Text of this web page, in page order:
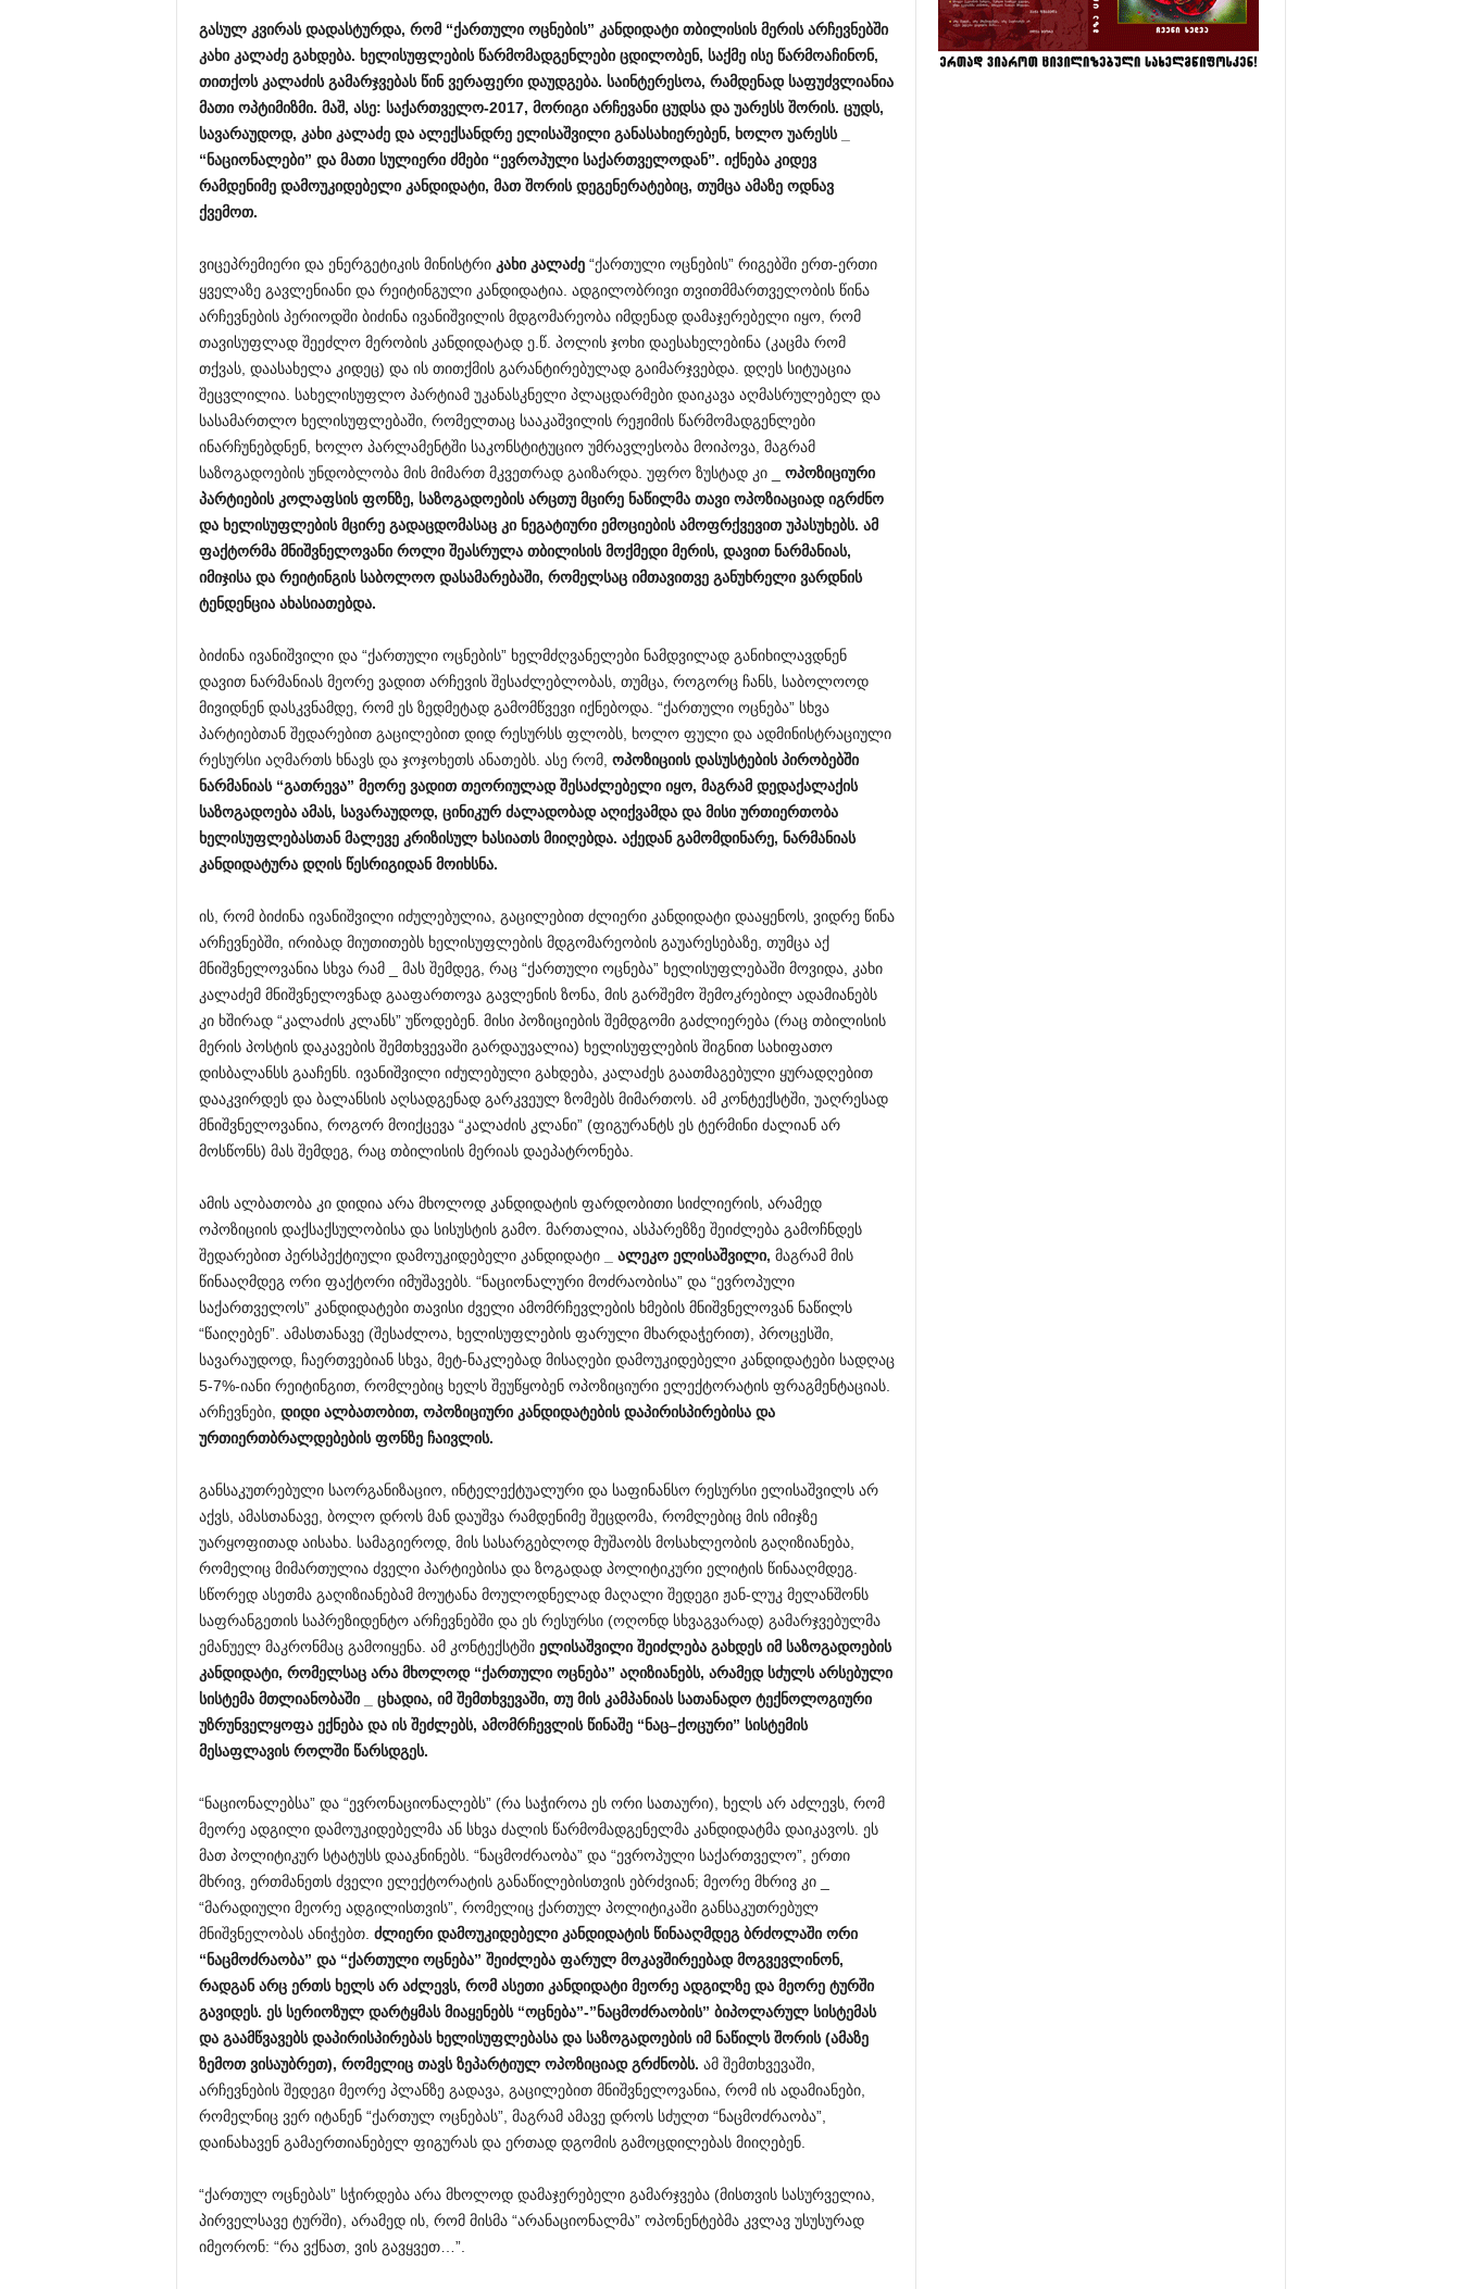
გასულ კვირას დადასტურდა, რომ“ქართული ოცნების” კანდიდატი თბილისის მერის არჩევნებში
კახი კალაძე გახდება. ხელისუფლების წარმომადგენლები ცდილობენ, საქმე ისე წარმოაჩინონ,
თითქოს კალაძის გამარჯვებას წინ ვერაფერი დაუდგება. საინტერესოა, რამდენად საფუძვლიანია
მათი ოპტიმიზმი. მაშ, ასე: საქართველო-2017, მორიგი არჩევანი ცუდსა და უარესს შორის. ცუდს,
სავარაუდოდ, კახი კალაძე და ალექსანდრე ელისაშვილი განასახიერებენ, ხოლო უარესს_
“ნაციონალები” და მათი სულიერი ძმები“ევროპული საქართველოდან”. იქნება კიდევ
რამდენიმე დამოუკიდებელი კანდიდატი, მათ შორის დეგენერატებიც, თუმცა ამაზე ოდნავ
ქვემოთ.
ვიცეპრემიერი და ენერგეტიკის მინისტრი კახი კალაძე“ქართული ოცნების” რიგებში ერთ-ერთი
ყველაზე გავლენიანი და რეიტინგული კანდიდატია. ადგილობრივი თვითმმართველობის წინა
არჩევნების პერიოდში ბიძინა ივანიშვილის მდგომარეობა იმდენად დამაჯერებელი იყო, რომ
თავისუფლად შეეძლო მერობის კანდიდატად ე.წ. პოლის ჯოხი დაესახელებინა (კაცმა რომ
თქვას, დაასახელა კიდეც) და ის თითქმის გარანტირებულად გაიმარჯვებდა. დღეს სიტუაცია
შეცვლილია. სახელისუფლო პარტიამ უკანასკნელი პლაცდარმები დაიკავა აღმასრულებელ და
სასამართლო ხელისუფლებაში, რომელთაც სააკაშვილის რეჟიმის წარმომადგენლები
ინარჩუნებდნენ, ხოლო პარლამენტში საკონსტიტუციო უმრავლესობა მოიპოვა, მაგრამ
საზოგადოების უნდობლობა მის მიმართ მკვეთრად გაიზარდა. უფრო ზუსტად კი _ ოპოზიციური
პარტიების კოლაფსის ფონზე, საზოგადოების არცთუ მცირე ნაწილმა თავი ოპოზიაციად იგრძნო
და ხელისუფლების მცირე გადაცდომასაც კი ნეგატიური ემოციების ამოფრქვევით უპასუხებს. ამ
ფაქტორმა მნიშვნელოვანი როლი შეასრულა თბილისის მოქმედი მერის, დავით ნარმანიას,
იმიჯისა და რეიტინგის საბოლოო დასამარებაში, რომელსაც იმთავითვე განუხრელი ვარდნის
ტენდენცია ახასიათებდა.
ბიძინა ივანიშვილი და “ქართული ოცნების” ხელმძღვანელები ნამდვილად განიხილავდნენ
დავით ნარმანიას მეორე ვადით არჩევის შესაძლებლობას, თუმცა, როგორც ჩანს, საბოლოოდ
მივიდნენ დასკვნამდე, რომ ეს ზედმეტად გამომწვევი იქნებოდა. “ქართული ოცნება” სხვა
პარტიებთან შედარებით გაცილებით დიდ რესურსს ფლობს, ხოლო ფული და ადმინისტრაციული
რესურსი აღმართს ხნავს და ჯოჯოხეთს ანათებს. ასე რომ, ოპოზიციის დასუსტების პირობებში
ნარმანიას“გათრევა” მეორე ვადით თეორიულად შესაძლებელი იყო, მაგრამ დედაქალაქის
საზოგადოება ამას, სავარაუდოდ, ცინიკურ ძალადობად აღიქვამდა და მისი ურთიერთობა
ხელისუფლებასთან მალევე კრიზისულ ხასიათს მიიღებდა. აქედან გამომდინარე, ნარმანიას
კანდიდატურა დღის წესრიგიდან მოიხსნა.
ის, რომ ბიძინა ივანიშვილი იძულებულია, გაცილებით ძლიერი კანდიდატი დააყენოს, ვიდრე წინა
არჩევნებში, ირიბად მიუთითებს ხელისუფლების მდგომარეობის გაუარესებაზე, თუმცა აქ
მნიშვნელოვანია სხვა რამ _ მას შემდეგ, რაც “ქართული ოცნება” ხელისუფლებაში მოვიდა, კახი
კალაძემ მნიშვნელოვნად გააფართოვა გავლენის ზონა, მის გარშემო შემოკრებილ ადამიანებს
კი ხშირად “კალაძის კლანს” უწოდებენ. მისი პოზიციების შემდგომი გაძლიერება (რაც თბილისის
მერის პოსტის დაკავების შემთხვევაში გარდაუვალია) ხელისუფლების შიგნით სახიფათო
დისბალანსს გააჩენს. ივანიშვილი იძულებული გახდება, კალაძეს გაათმაგებული ყურადღებით
დააკვირდეს და ბალანსის აღსადგენად გარკვეულ ზომებს მიმართოს. ამ კონტექსტში, უაღრესად
მნიშვნელოვანია, როგორ მოიქცევა “კალაძის კლანი” (ფიგურანტს ეს ტერმინი ძალიან არ
მოსწონს) მას შემდეგ, რაც თბილისის მერიას დაეპატრონება.
ამის ალბათობა კი დიდია არა მხოლოდ კანდიდატის ფარდობითი სიძლიერის, არამედ
ოპოზიციის დაქსაქსულობისა და სისუსტის გამო. მართალია, ასპარეზზე შეიძლება გამოჩნდეს
შედარებით პერსპექტიული დამოუკიდებელი კანდიდატი
ალეკო ელისაშვილი, მაგრამ მის
წინააღმდეგ ორი ფაქტორი იმუშავებს. “ნაციონალური მოძრაობისა” და “ევროპული
საქართველოს” კანდიდატები თავისი ძველი ამომრჩევლების ხმების მნიშვნელოვან ნაწილს
“წაიღებენ”. ამასთანავე (შესაძლოა, ხელისუფლების ფარული მხარდაჭერით), პროცესში,
სავარაუდოდ, ჩაერთვებიან სხვა, მეტ-ნაკლებად მისაღები დამოუკიდებელი კანდიდატები სადღაც
5-7%-იანი რეიტინგით, რომლებიც ხელს შეუწყობენ ოპოზიციური ელექტორატის ფრაგმენტაციას.
არჩევნები, დიდი ალბათობით, ოპოზიციური კანდიდატების დაპირისპირებისა და
ურთიერთბრალდებების ფონზე ჩაივლის.
განსაკუთრებული საორგანიზაციო, ინტელექტუალური და საფინანსო რესურსი ელისაშვილს არ
აქვს, ამასთანავე, ბოლო დროს მან დაუშვა რამდენიმე შეცდომა, რომლებიც მის იმიჯზე
უარყოფითად აისახა. სამაგიეროდ, მის სასარგებლოდ მუშაობს მოსახლეობის გაღიზიანება,
რომელიც მიმართულია ძველი პარტიებისა და ზოგადად პოლიტიკური ელიტის წინააღმდეგ.
სწორედ ასეთმა გაღიზიანებამ მოუტანა მოულოდნელად მაღალი შედეგი ჟან-ლუკ მელანშონს
საფრანგეთის საპრეზიდენტო არჩევნებში და ეს რესურსი (ოღონდ სხვაგვარად) გამარჯვებულმა
ემანუელ მაკრონმაც გამოიყენა. ამ კონტექსტში ელისაშვილი შეიძლება გახდეს იმ საზოგადოების
კანდიდატი, რომელსაც არა მხოლოდ“ქართული ოცნება” აღიზიანებს, არამედ სძულს არსებული
სისტემა მთლიანობაში_ ცხადია, იმ შემთხვევაში, თუ მის კამპანიას სათანადო ტექნოლოგიური
უზრუნველყოფა ექნება და ის შეძლებს, ამომრჩევლის წინაშე“ნაც–ქოცური” სისტემის
მესაფლავის როლში წარსდგეს.
“ნაციონალებსა” და “ევრონაციონალებს” (რა საჭიროა ეს ორი სათაური), ხელს არ აძლევს, რომ
მეორე ადგილი დამოუკიდებელმა ან სხვა ძალის წარმომადგენელმა კანდიდატმა დაიკავოს. ეს
მათ პოლიტიკურ სტატუსს დააკნინებს. “ნაცმოძრაობა” და “ევროპული საქართველო”, ერთი
მხრივ, ერთმანეთს ძველი ელექტორატის განაწილებისთვის ებრძვიან; მეორე მხრივ კი _
“მარადიული მეორე ადგილისთვის”, რომელიც ქართულ პოლიტიკაში განსაკუთრებულ
მნიშვნელობას ანიჭებთ. ძლიერი დამოუკიდებელი კანდიდატის წინააღმდეგ ბრძოლაში ორი
“ნაცმოძრაობა” და“ქართული ოცნება” შეიძლება ფარულ მოკავშირეებად მოგვევლინონ,
რადგან არც ერთს ხელს არ აძლევს, რომ ასეთი კანდიდატი მეორე ადგილზე და მეორე ტურში
გავიდეს. ეს სერიოზულ დარტყმას მიაყენებს“ოცნება”-”ნაცმოძრაობის” ბიპოლარულ სისტემას
და გაამწვავებს დაპირისპირებას ხელისუფლებასა და საზოგადოების იმ ნაწილს შორის(ამაზე
ზემოთ ვისაუბრეთ), რომელიც თავს ზეპარტიულ ოპოზიციად გრძნობს. ამ შემთხვევაში,
არჩევნების შედეგი მეორე პლანზე გადავა, გაცილებით მნიშვნელოვანია, რომ ის ადამიანები,
რომელნიც ვერ იტანენ “ქართულ ოცნებას”, მაგრამ ამავე დროს სძულთ “ნაცმოძრაობა”,
დაინახავენ გამაერთიანებელ ფიგურას და ერთად დგომის გამოცდილებას მიიღებენ.
“ქართულ ოცნებას” სჭირდება არა მხოლოდ დამაჯერებელი გამარჯვება (მისთვის სასურველია,
პირველსავე ტურში), არამედ ის, რომ მისმა “არანაციონალმა” ოპონენტებმა კვლავ უსუსურად
იმეორონ: “რა ვქნათ, ვის გავყვეთ…”.